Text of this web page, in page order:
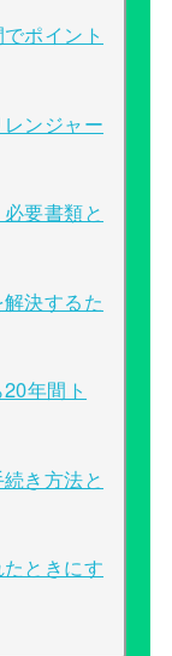
ポイント
ンジャー
要書類と
決するた
年間ト
き方法と
ときにす